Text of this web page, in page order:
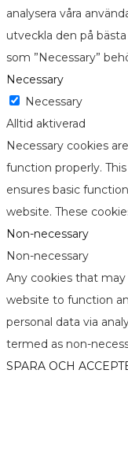
analysera våra
utveckla den på
som ”Necessary”
Necessary
Necessary
Alltid aktiverad
Necessary cookies
function properly.
ensures basic
website. These
Non-necessary
Non-necessary
Any cookies that
website to function
personal data via
termed as non-
SPARA OCH